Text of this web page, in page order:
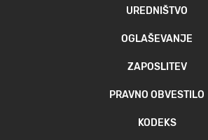
UREDNIŠTVO
OGLAŠEVANJE
ZAPOSLITEV
PRAVNO OBVESTILO
KODEKS